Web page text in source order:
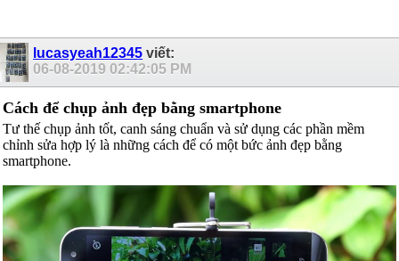
lucasyeah12345 viết:
06-08-2019 02:42:05 PM
Cách để chụp ảnh đẹp bằng smartphone
Tư thế chụp ảnh tốt, canh sáng chuẩn và sử dụng các phần mềm
chỉnh sửa hợp lý là những cách để có một bức ảnh đẹp bằng
smartphone.